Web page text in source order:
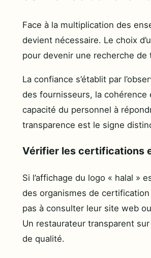
Face à la multiplication des
devient nécessaire. Le choix
pour devenir une recherche de
La confiance s’établit par
des fournisseurs, la
capacité du personnel à
transparence est le signe
Vérifier les certifications
Si l’affichage du logo « halal »
des organismes de certification
pas à consulter leur site web
Un restaurateur transparent
de qualité.